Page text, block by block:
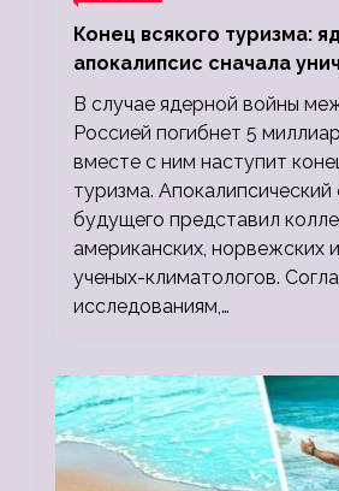
Конец всякого туризма:
апокалипсис сначала
миллионов, а потом 5
людей
В случае ядерной войны
Россией погибнет 5
вместе с ним наступит
туризма. Апокалипсический
будущего представил
американских, норвежских
ученых-климатологов.
исследованиям,…